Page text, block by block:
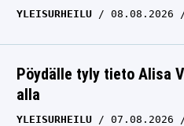
YLEISURHEILU 08.08.2026
Pöydälle tyly tieto Alisa
alla
YLEISURHEILU 07.08.2026